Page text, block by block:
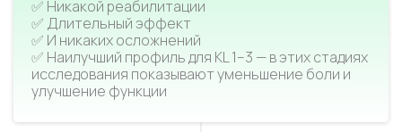
✅ Никакой реабилитации
✅ Длительный эффект
✅ И никаких осложнений
✅ Наилучший профиль для KL 1–3 — в этих стадиях
исследования показывают уменьшение боли и
улучшение функции